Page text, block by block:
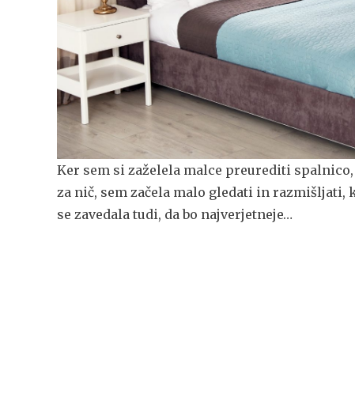
Ker sem si zaželela malce preurediti
za nič, sem začela malo gledati in
se zavedala tudi, da bo najverjetneje…